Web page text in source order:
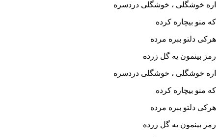
اره خوشگلی ، خوشگلی دردسره
که منو بیچاره کرده
هرکی دلتو ببره مرده
رمز بینمون یه گل زرده
اره خوشگلی ، خوشگلی دردسره
که منو بیچاره کرده
هرکی دلتو ببره مرده
رمز بینمون یه گل زرده